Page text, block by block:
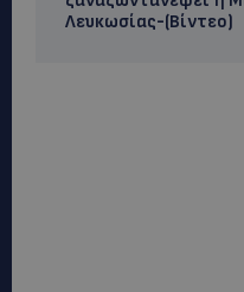
Λευκωσίας-(Βίντεο)